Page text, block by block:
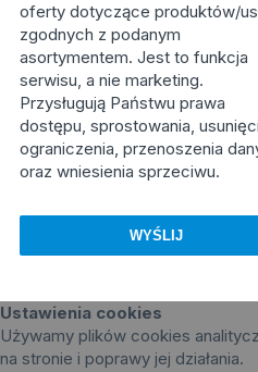
oferty dotyczące produktów/
zgodnych z podanym
asortymentem. Jest to funkcja
serwisu, a nie marketing.
Przysługują Państwu prawa
dostępu, sprostowania,
ograniczenia, przenoszenia
oraz wniesienia sprzeciwu.
Ustawienia cookies
Używamy plików cookies
na stronie i poprawy jej działania.